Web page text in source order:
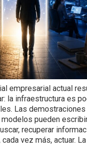
empresarial actual
la infraestructura es
Las
pueden
recuperar
vez más, actuar.